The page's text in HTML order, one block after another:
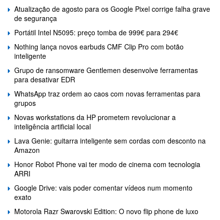
Atualização de agosto para os Google Pixel corrige falha grave
de segurança
Portátil Intel N5095: preço tomba de 999€ para 294€
Nothing lança novos earbuds CMF Clip Pro com botão
inteligente
Grupo de ransomware Gentlemen desenvolve ferramentas
para desativar EDR
WhatsApp traz ordem ao caos com novas ferramentas para
grupos
Novas workstations da HP prometem revolucionar a
inteligência artificial local
Lava Genie: guitarra inteligente sem cordas com desconto na
Amazon
Honor Robot Phone vai ter modo de cinema com tecnologia
ARRI
Google Drive: vais poder comentar vídeos num momento
exato
Motorola Razr Swarovski Edition: O novo flip phone de luxo